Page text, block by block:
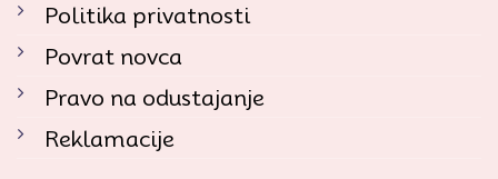
Politika privatnosti
Povrat novca
Pravo na odustajanje
Reklamacije